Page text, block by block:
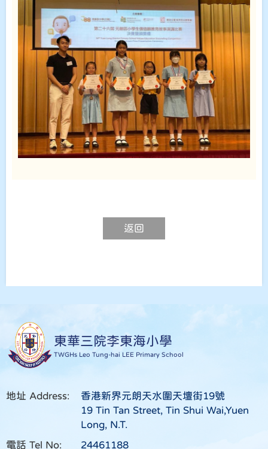
返回
東華三院李東海小學
TWGHs Leo Tung-hai LEE Primary School
地址 Address:
香港新界元朗天水圍天壇街19號
19 Tin Tan Street, Tin Shui Wai,Yuen
Long, N.T.
電話 Tel No:
24461188